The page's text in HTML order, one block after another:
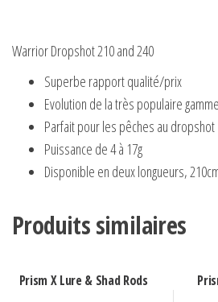
Warrior Dropshot 210 and 240
Superbe rapport qualité/prix
Evolution de la très populaire
Parfait pour les pêches au dropshot
Puissance de 4 à 17g
Disponible en deux longueurs,
Produits similaires
Prism X Lure & Shad Rods